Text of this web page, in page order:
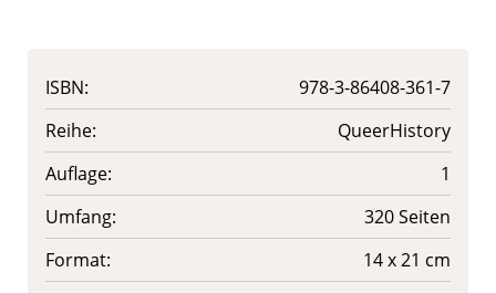
ISBN:
978-3-86408-361-7
Reihe:
QueerHistory
Auflage:
1
Umfang:
320 Seiten
Format:
14 x 21 cm